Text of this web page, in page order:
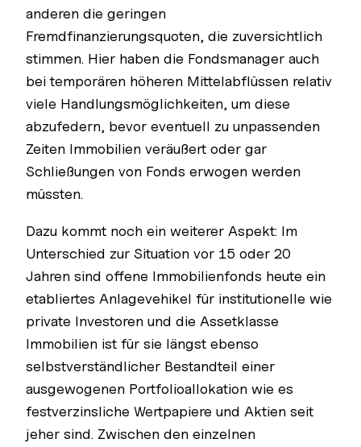
anderen die geringen
Fremdfinanzierungsquoten, die zuversichtlich
stimmen. Hier haben die Fondsmanager auch
bei temporären höheren Mittelabflüssen relativ
viele Handlungsmöglichkeiten, um diese
abzufedern, bevor eventuell zu unpassenden
Zeiten Immobilien veräußert oder gar
Schließungen von Fonds erwogen werden
müssten.
Dazu kommt noch ein weiterer Aspekt: Im
Unterschied zur Situation vor 15 oder 20
Jahren sind offene Immobilienfonds heute ein
etabliertes Anlagevehikel für institutionelle wie
private Investoren und die Assetklasse
Immobilien ist für sie längst ebenso
selbstverständlicher Bestandteil einer
ausgewogenen Portfolioallokation wie es
festverzinsliche Wertpapiere und Aktien seit
jeher sind. Zwischen den einzelnen